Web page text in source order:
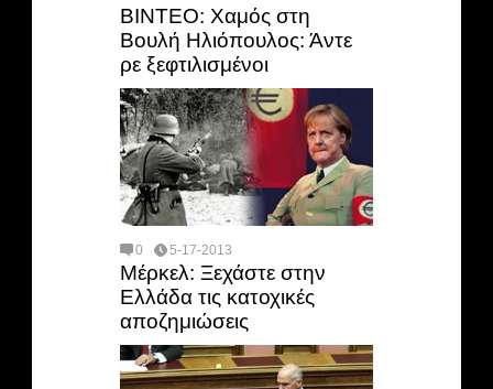
ΒΙΝΤΕΟ: Χαμός στη
Βουλή Ηλιόπουλος: Άντε
ρε ξεφτιλισμένοι
0 5-17-2013
Μέρκελ: Ξεχάστε στην
Ελλάδα τις κατοχικές
αποζημιώσεις